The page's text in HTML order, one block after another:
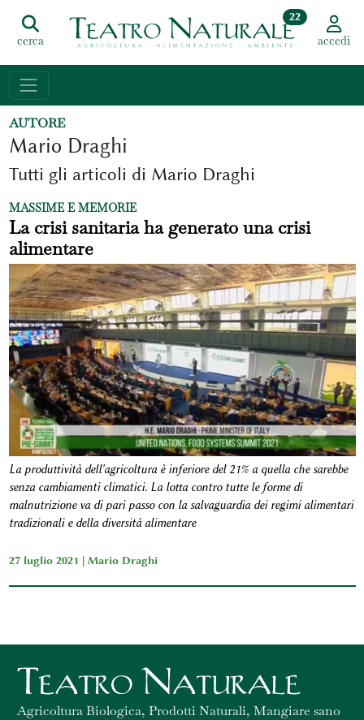
cerca
22
accedi
AUTORE
Mario Draghi
Tutti gli articoli di Mario Draghi
MASSIME E MEMORIE
La crisi sanitaria ha generato una crisi
alimentare
La produttività dell'agricoltura è inferiore del 21% a quella che sarebbe
senza cambiamenti climatici. La lotta contro tutte le forme di
malnutrizione va di pari passo con la salvaguardia dei regimi alimentari
tradizionali e della diversità alimentare
27 luglio 2021 | Mario Draghi
Agricoltura Biologica, Prodotti Naturali, Mangiare sano